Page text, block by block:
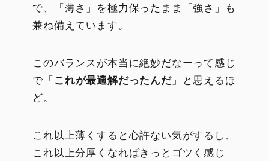
で、「薄さ」を極力保ったまま「強さ」も
兼ね備えています。
このバランスが本当に絶妙だなーって感じ
で「これが最適解だったんだ」と思えるほ
ど。
これ以上薄くすると心許ない気がするし、
これ以上分厚くなればきっとゴツく感じ